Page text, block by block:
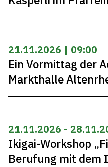
21.11.2026 | 09:00
Ein Vormittag der
Markthalle
21.11.2026 -
Ikigai-Workshop
Berufung mit dem